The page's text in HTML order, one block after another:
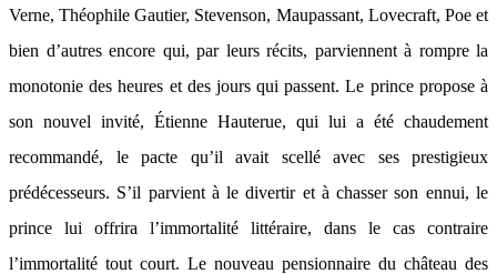
Verne, Théophile Gautier, Stevenson, Maupassant, Lovecraft, Poe et
bien d’autres encore qui, par leurs récits, parviennent à rompre la
monotonie des heures et des jours qui passent. Le prince propose à
son nouvel invité, Étienne Hauterue, qui lui a été chaudement
recommandé, le pacte qu’il avait scellé avec ses prestigieux
prédécesseurs. S’il parvient à le divertir et à chasser son ennui, le
prince lui offrira l’immortalité littéraire, dans le cas contraire
l’immortalité tout court. Le nouveau pensionnaire du château des